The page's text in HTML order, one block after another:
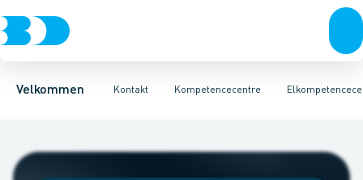
Velkommen Kontakt
ProdukterFordeleTest og inputBD+Tilgiftskampagne
Kompetencecentre
Kundeservice Find butik Om Brødrene DahlBliv kunde
Klimacenter Vandkompetencecenter